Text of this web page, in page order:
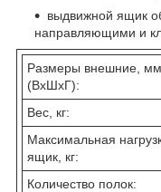
выдвижной ящик
направляющими и
Размеры внешние, мм
(ВхШхГ):
Вес, кг:
Максимальная
ящик, кг:
Количество полок: